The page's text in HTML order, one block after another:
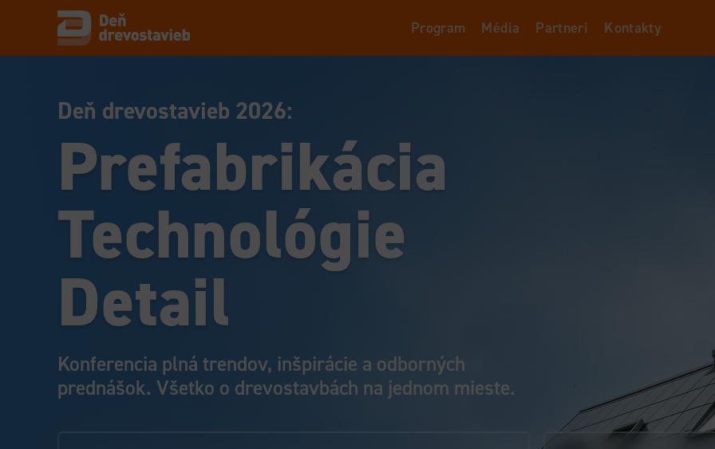
Program Média Partneri Kontakty
Deň drevostavieb 2026:
Prefabrikácia
Technológie
Detail
Konferencia plná trendov, inšpirácie a odborných
prednášok. Všetko o drevostavbách na jednom mieste.